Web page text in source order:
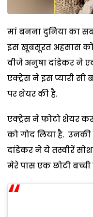
मां बनना दुनिया का
इस खूबसूरत अहसास को
वीजे अनुषा दांडेकर ने
एक्ट्रेस ने इस प्यारी सी
पर शेयर की है.
एक्ट्रेस ने फोटो शेयर
को गोद लिया है. उनकी
दांडेकर ने ये तस्वीरें
मेरे पास एक छोटी